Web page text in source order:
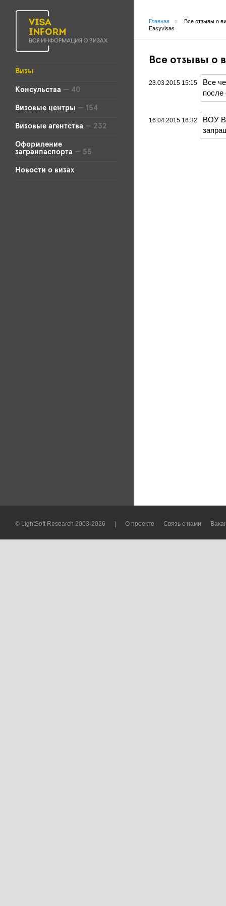
Визы
Консульства — 40
Визовые центры — 154
Визовые агентства — 232
Оформление
загранпаспорта — 55
Новости о визах
Главная »
Все отзывы о
Easyvisas
Все отзывы о
23.03.2015 15:15
Все
после
16.04.2015 16:32
ВОУ
© LightSoft Research 2003-2026 О проекте Связь с нами